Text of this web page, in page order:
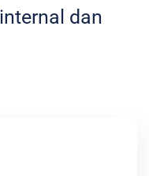
dan